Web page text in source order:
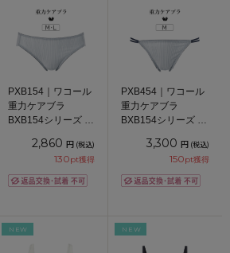
PXB154｜ワコール
重力ケアブラ
BXB154シリーズ ス
はきこみ丈 あさめ
ローライズ M/L
2,860 円 (税込)
130pt獲得
PXB454｜ワコール
重力ケアブラ
BXB154シリーズ Ｔ
3,300 円 (税込)
150pt獲得
NEW NEW